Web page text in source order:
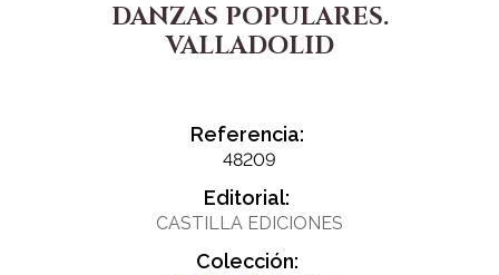
DANZAS POPULARES.
VALLADOLID
Referencia:
48209
Editorial:
CASTILLA EDICIONES
Colección: